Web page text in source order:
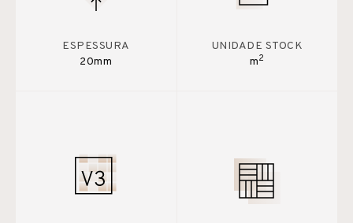
ESPESSURA
20mm
UNIDADE STOCK
m2